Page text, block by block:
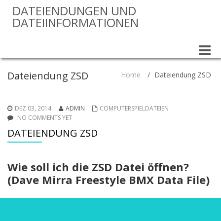
DATEIENDUNGEN UND
DATEIINFORMATIONEN
Toggle
Dateiendung ZSD Home / Dateiendung ZSD
DEZ 03, 2014 ADMIN
COMPUTERSPIELDATEIEN
NO COMMENTS YET
DATEIENDUNG ZSD
Wie soll ich die ZSD Datei öffnen?
(Dave Mirra Freestyle BMX Data File)